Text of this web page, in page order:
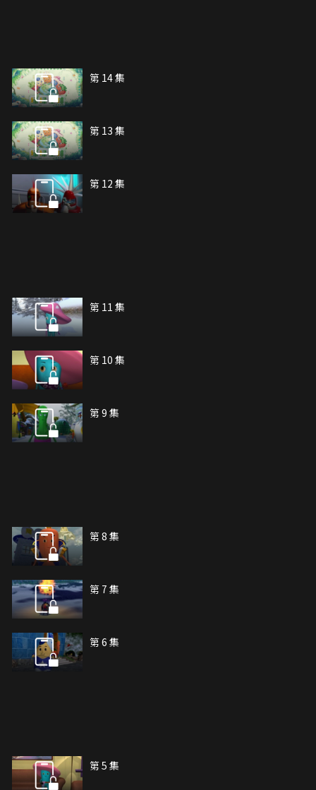
第 14 集
第 13 集
第 12 集
第 11 集
第 10 集
第 9 集
第 8 集
第 7 集
第 6 集
第 5 集